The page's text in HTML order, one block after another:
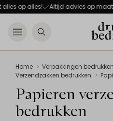
Open menu
Zoeken
alles! Altijd advies op maat
Home
Verpakkingen bedrukken
Verzendzakken bedrukken
Papieren
bedrukken